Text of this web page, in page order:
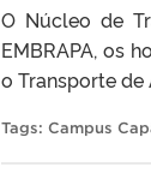
O Núcleo de
EMBRAPA, os
o Transporte de
Tags: Campus